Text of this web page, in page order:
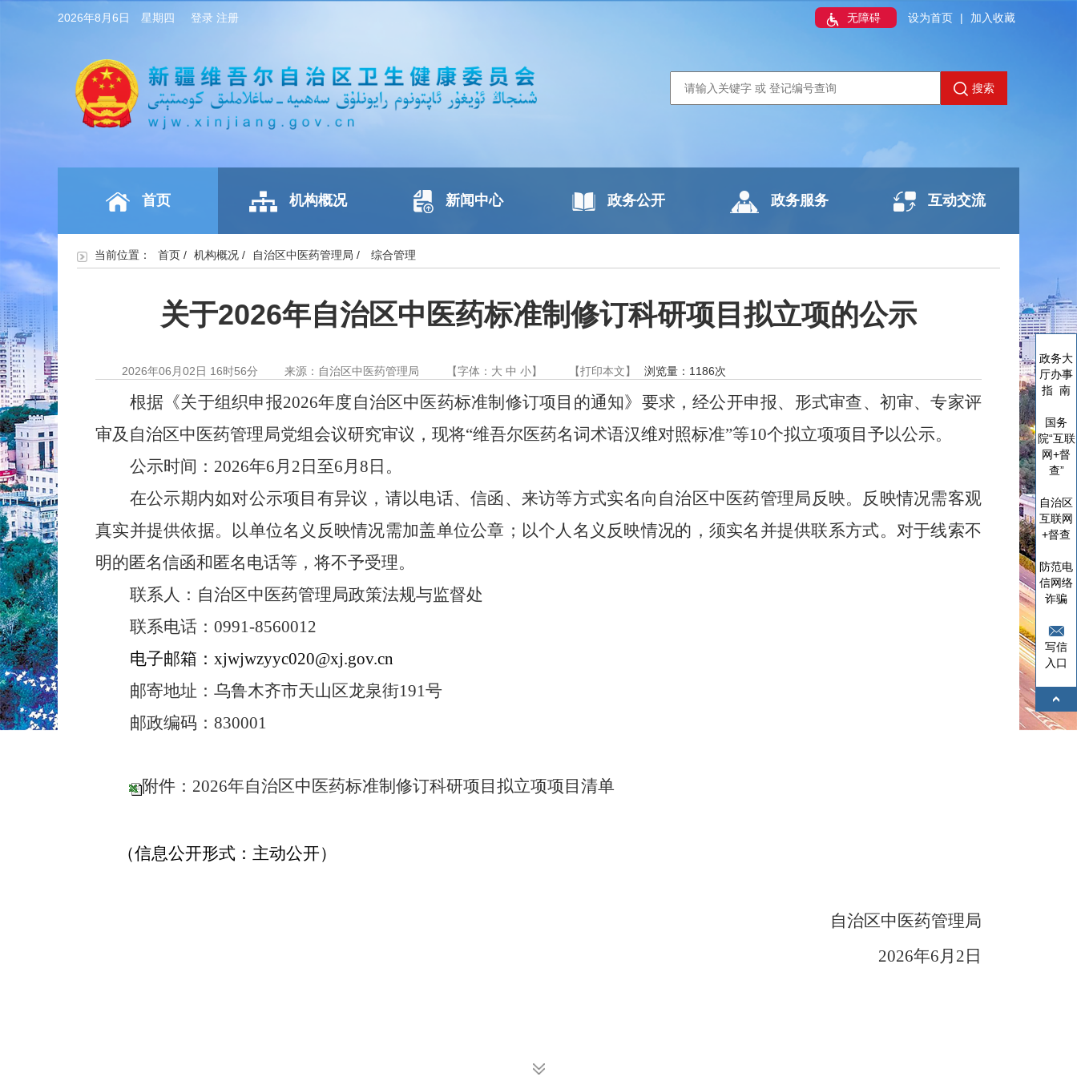
2026年8月6日 星期四 无障碍 设为首页 | 加入收藏
登录 注册
搜索
首页 机构概况 新闻中心 政务公开 政务服务 互动交流
当前位置： 首页 / 机构概况 / 自治区中医药管理局 / 综合管理
关于2026年自治区中医药标准制修订科研项目拟立项的公示
2026年06月02日 16时56分 来源：自治区中医药管理局 【字体： 大 中 小】 【打印本文】 浏览量： 1186次
根据《关于组织申报2026年度自治区中医药标准制修订项目的通知》要求，经公开申报、形式审查、初审、专家评
审及自治区中医药管理局党组会议研究审议，现将“维吾尔医药名词术语汉维对照标准”等10个拟立项项目予以公示。
公示时间： 2026年6月 2 日至6月 8 日。
在公示期内如对公示项目有异议，请以电话、信函、来访等方式实名向自治区中医药管理局反映。反映情况需客观
真实并提供依据。以单位名义反映情况需加盖单位公章；以个人名义反映情况的，须实名并提供联系方式。对于线索不
明的匿名信函和匿名电话等，将不予受理。
联系人：自治区中医药管理局政策法规与监督处
联系电话： 0991-8560012
电子邮箱： xjwjwzyyc020@xj.gov.cn
邮寄地址：乌鲁木齐市天山区龙泉街191号
邮政编码： 830001
附件：2026年自治区中医药标准制修订科研项目拟立项项目清单
（信息公开形式：主动公开）
自治区中医药管理局
2026年6月 2 日
扫一扫在手机打开当前页
政务大
厅办事
指 南
国务
院“互联
网+督
查”
自治区
互联网
+督查
防范电
信网络
诈骗
写信
入口